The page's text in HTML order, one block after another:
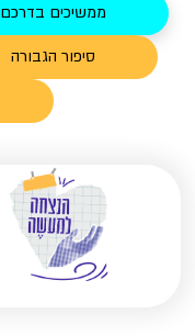
ממשיכים בדרכם
סיפור הגבורה